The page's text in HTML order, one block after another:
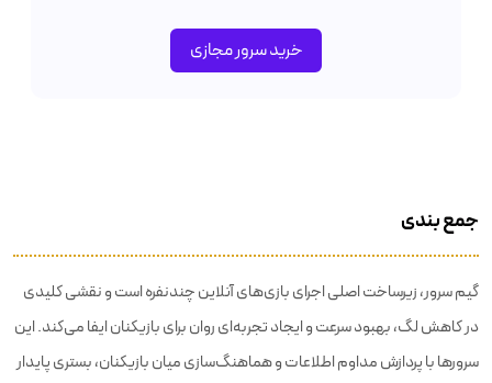
خرید سرور مجازی
جمع بندی
گیم سرور، زیرساخت اصلی اجرای بازی‌های آنلاین چندنفره است و نقشی کلیدی
در کاهش لگ، بهبود سرعت و ایجاد تجربه‌ای روان برای بازیکنان ایفا می‌کند. این
سرورها با پردازش مداوم اطلاعات و هماهنگ‌سازی میان بازیکنان، بستری پایدار